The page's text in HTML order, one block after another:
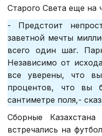
Старого Света еще на
- Предстоит
заветной мечты
всего один шаг.
Независимо от
все уверены, что
процентов, что вы
сантиметре поля,-
Сборные
встречались на